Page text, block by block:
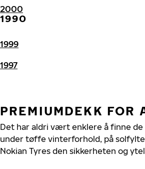
2000
1990
1999
1997
PREMIUMDEKK FOR
Det har aldri vært enklere å finne
under tøffe vinterforhold, på
Nokian Tyres den sikkerheten og